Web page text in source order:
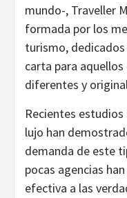
mundo-, Traveller
formada por los
turismo, dedicados
carta para aquellos
diferentes y
Recientes
lujo han
demanda de este
pocas agencias
efectiva a las